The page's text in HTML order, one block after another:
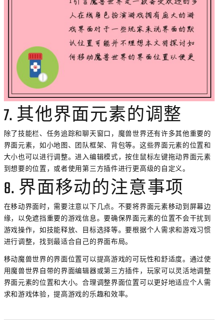
7. 其他界面元素的调整
除了技能栏、任务追踪和聊天窗口，魔兽世界还有许多其他重要的
界面元素，如小地图、团队框架、背包等。这些界面元素的位置和
大小也可以进行调整。进入编辑模式，按住鼠标左键拖动界面元素
到想要的位置，或者使用第三方插件进行更高级的自定义。
8. 界面移动的注意事项
在移动界面时，需要注意以下几点。不要将界面元素移动到屏幕边
缘，以免遮挡重要的游戏信息。要确保界面元素的位置不会干扰到
游戏操作，如技能释放、目标选择等。要根据个人需求和游戏习惯
进行调整，找到最适合自己的界面布局。
移动魔兽世界的界面位置可以提高游戏的可玩性和舒适度。通过使
用魔兽世界自带的界面编辑器或第三方插件，玩家可以灵活地调整
界面元素的位置和大小。合理调整界面位置可以更好地适应个人需
求和游戏体验，提高游戏的乐趣和效率。